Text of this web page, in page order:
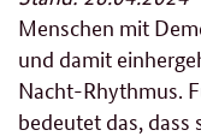
Menschen mit
und damit
Nacht-Rhythmus.
bedeutet das,